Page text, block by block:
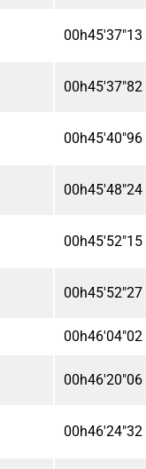
00h45'37"13
00h45'37"82
00h45'40"96
00h45'48"24
00h45'52"15
00h45'52"27
00h46'04"02
00h46'20"06
00h46'24"32